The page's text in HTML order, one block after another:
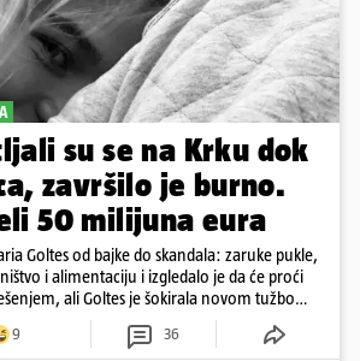
su se na Krku dok
završilo je burno.
50 milijuna eura
Goltes od bajke do skandala: zaruke pukle,
i alimentaciju i izgledalo je da će proći
ali Goltes je šokirala novom tužbom
9 36